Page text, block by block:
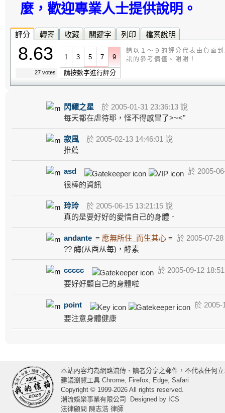
麼，歡迎專業人士提供說明。
評分 轉寄 收藏 關鍵字 列印 檔案說明
8.63
27 votes
1 3 5 7 9
請按數字進行評分
請以１～９的評分代表由負面
訊的參考價值。謝謝！
閃耀之星
於 2005-01-31 23:36:13 說
每天都在虐待耶，怪不得感冒了>~<"
寂風
於 2005-02-13 14:46:01 說
推薦
asd
於 2005-
很棒的資訊
玲玲
於 2005-06-15 13:21:15 說
真的是要好好的愛惜自己的身體．
andante = 應無所住_而生其心 = 於 2005-07-
?? 酶(从酉从每)，酵素
ccccc
於 2005-09-12
要好好顧自己的身體啦
point
於 2005-
要注意身體健康
本站內容均為網路流傳、讀者分享之郵件，不代表任何
建議瀏覽工具 Chrome, Firefox, Edge, Safari
Copyright © 1999-2026 All rights reserved.
潮流娛樂事業有限公司
Designed by ICS
法律顧問 陳志浩 律師